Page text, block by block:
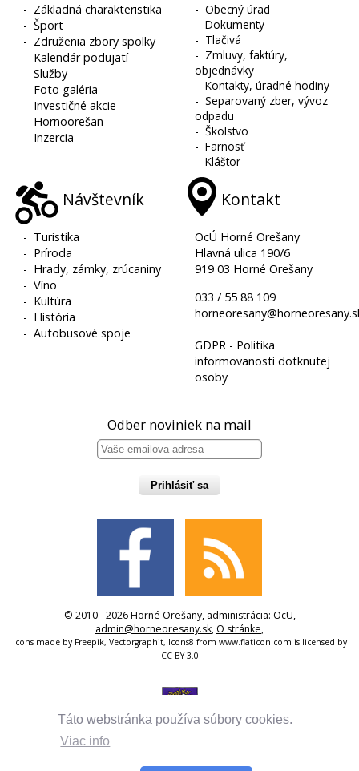
Táto webstránka používa súbory cookies.
Viac info
- Základná charakteristika
-Šport
- Združenia zbory spolky
- Kalendár podujatí
-Služby
- Foto galéria
- Investičné akcie
- Hornoorešan
- Inzercia
-Obecný úrad
-Dokumenty
- Tlačivá
- Zmluvy, faktúry,
objednávky
-Kontakty, úradné hodiny
-Separovaný zber, vývoz
odpadu
-Školstvo
-Farnosť
-Kláštor
Návštevník
- Turistika
- Príroda
- Hrady, zámky, zrúcaniny
-Víno
- Kultúra
- História
-Autobusové spoje
Kontakt
OcÚ Horné Orešany
Hlavná ulica 190/6
919 03 Horné Orešany
033 / 55 88 109
GDPR - Politika
informovanosti dotknutej
osoby
Odber noviniek na mail
Prihlásiť sa
© 2010 - 2026 Horné Orešany, administrácia: OcU,
admin@horneoresany.sk, O stránke,
Icons made by Freepik, Vectorgraphit, Icons8 from www.flaticon.com is licensed by
CC BY 3.0